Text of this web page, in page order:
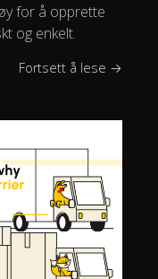
for å opprette
og enkelt.
Fortsett å lese →